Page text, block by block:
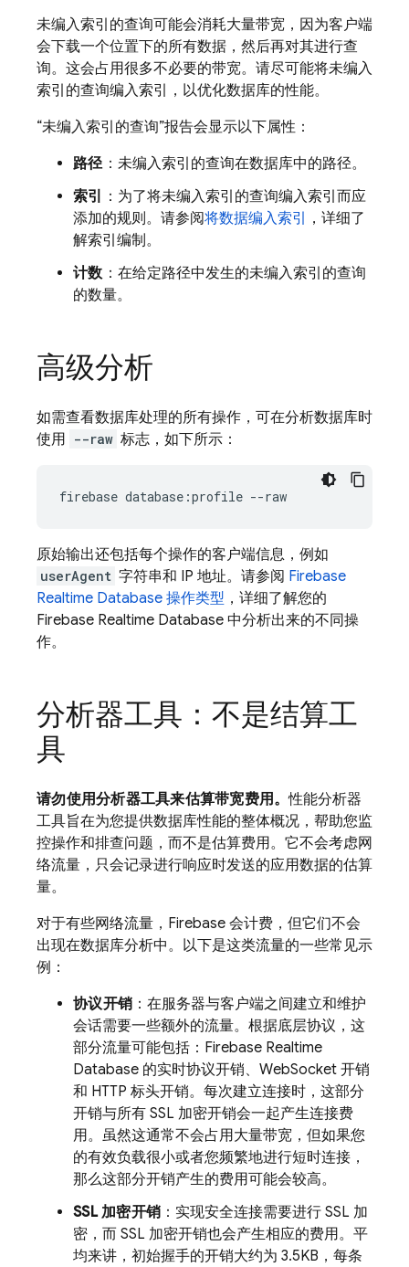
未编入索引的查询可能会消耗大量带宽，因为客户端
会下载一个位置下的所有数据，然后再对其进行查
询。这会占用很多不必要的带宽。请尽可能将未编入
索引的查询编入索引，以优化数据库的性能。
“未编入索引的查询”报告会显示以下属性：
路径：未编入索引的查询在数据库中的路径。
索引
：为了将未编入索引的查询编入索引而应
添加的规则。请参阅将数据编入索引
，详细了
解索引编制。
计数：在给定路径中发生的未编入索引的查询
的数量。
高级分析
如需查看数据库处理的所有操作，可在分析数据库时
使用 --raw 标志，如下所示：
firebase database:profile --raw
原始输出还包括每个操作的客户端信息，例如
userAgent 字符串和 IP 地址。请参阅 Firebase
Realtime Database 操作类型 ，详细了解您的
Firebase Realtime Database 中分析出来的不同操
作。
分析器工具：不是结算工
具
请勿使用分析器工具来估算带宽费用。性能分析器
工具旨在为您提供数据库性能的整体概况，帮助您监
控操作和排查问题，而不是估算费用。它不会考虑网
络流量，只会记录进行响应时发送的应用数据的估算
量。
对于有些网络流量，Firebase 会计费，但它们不会
出现在数据库分析中。以下是这类流量的一些常见示
例：
协议开销 ：在服务器与客户端之间建立和维护
会话需要一些额外的流量。根据底层协议，这
部分流量可能包括：Firebase Realtime
Database 的实时协议开销、WebSocket 开销
和 HTTP 标头开销。每次建立连接时，这部分
开销与所有 SSL 加密开销会一起产生连接费
用。虽然这通常不会占用大量带宽，但如果您
的有效负载很小或者您频繁地进行短时连接，
那么这部分开销产生的费用可能会较高。
SSL 加密开销 ：实现安全连接需要进行 SSL 加
密，而 SSL 加密开销也会产生相应的费用。平
均来讲，初始握手的开销大约为 3.5KB，每条